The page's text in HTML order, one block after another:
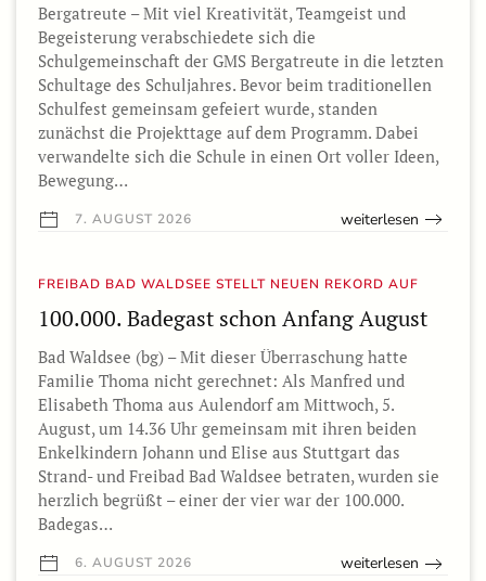
Bergatreute – Mit viel Kreativität, Teamgeist und
Begeisterung verabschiedete sich die
Schulgemeinschaft der GMS Bergatreute in die letzten
Schultage des Schuljahres. Bevor beim traditionellen
Schulfest gemeinsam gefeiert wurde, standen
zunächst die Projekttage auf dem Programm. Dabei
verwandelte sich die Schule in einen Ort voller Ideen,
Bewegung…
7. AUGUST 2026 weiterlesen
FREIBAD BAD WALDSEE STELLT NEUEN REKORD AUF
100.000. Badegast schon Anfang August
Bad Waldsee (bg) – Mit dieser Überraschung hatte
Familie Thoma nicht gerechnet: Als Manfred und
Elisabeth Thoma aus Aulendorf am Mittwoch, 5.
August, um 14.36 Uhr gemeinsam mit ihren beiden
Enkelkindern Johann und Elise aus Stuttgart das
Strand- und Freibad Bad Waldsee betraten, wurden sie
herzlich begrüßt – einer der vier war der 100.000.
Badegas…
6. AUGUST 2026 weiterlesen